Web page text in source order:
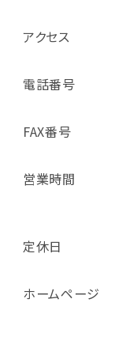
アクセス
電話番号
FAX番号
営業時間
定休日
ホームページ